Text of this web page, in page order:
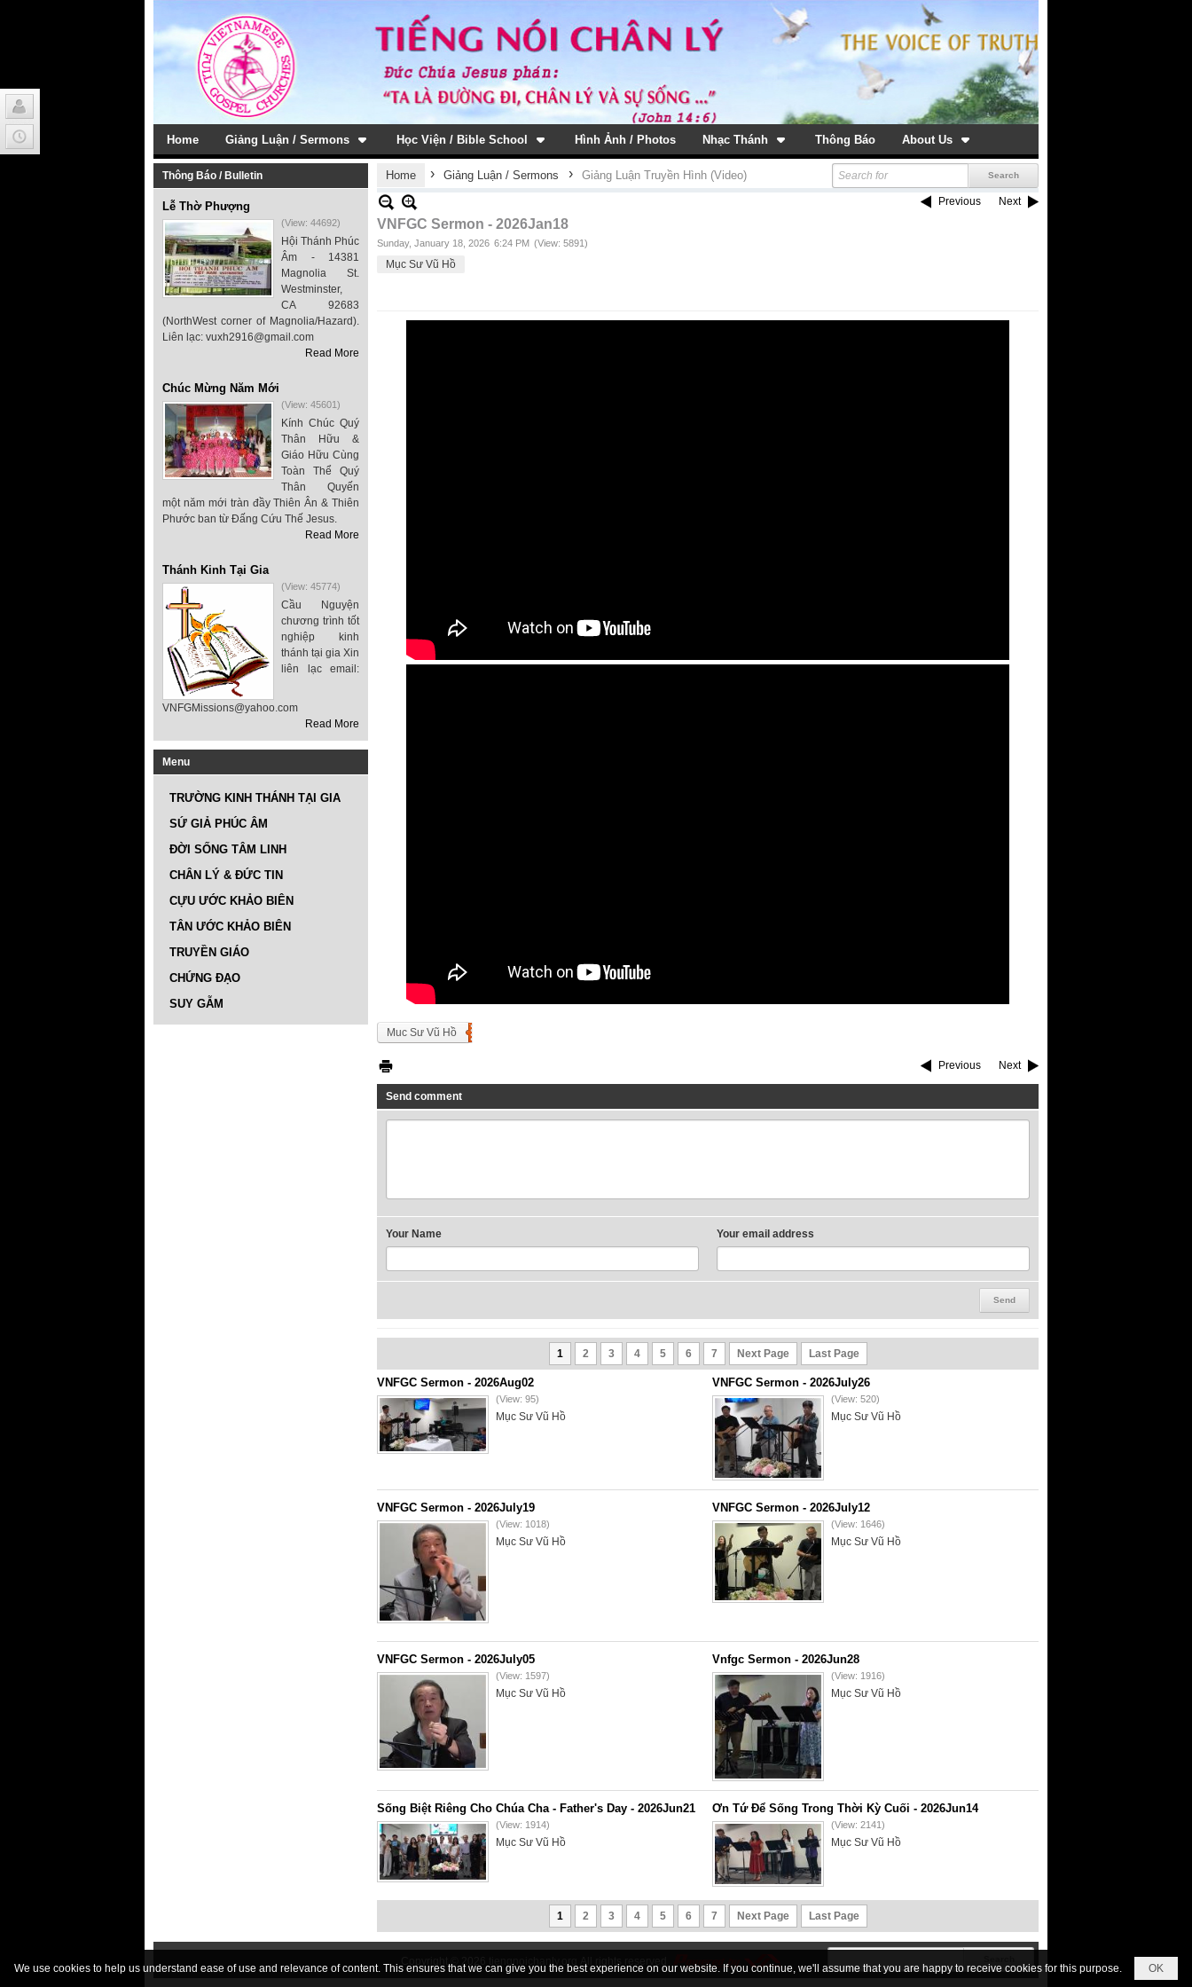
Home Giảng Luận / Sermons Học Viện / Bible School Hình Ảnh / Photos Nhạc Thánh Thông Báo About Us
Thông Báo / Bulletin
Lễ Thờ Phượng
(View: 44692)
Hội Thánh Phúc
Âm - 14381
Magnolia St.
Westminster,
CA 92683
(NorthWest corner of Magnolia/Hazard).
Liên lạc: vuxh2916@gmail.com
Read More
Chúc Mừng Năm Mới
(View: 45601)
Kính Chúc Quý
Thân Hữu &
Giáo Hữu Cùng
Toàn Thể Quý
Thân Quyến
một năm mới tràn đầy Thiên Ân & Thiên
Phước ban từ Đấng Cứu Thế Jesus.
Read More
Thánh Kinh Tại Gia
(View: 45774)
Cầu Nguyện
chương trình tốt
nghiệp kinh
thánh tại gia Xin
liên lạc email:
VNFGMissions@yahoo.com
Read More
Menu
TRƯỜNG KINH THÁNH TẠI GIA
SỨ GIẢ PHÚC ÂM
ĐỜI SỐNG TÂM LINH
CHÂN LÝ & ĐỨC TIN
CỰU ƯỚC KHẢO BIÊN
TÂN ƯỚC KHẢO BIÊN
TRUYỀN GIÁO
CHỨNG ĐẠO
SUY GẪM
Home › Giảng Luận / Sermons › Giảng Luận Truyền Hình (Video)
Previous Next
VNFGC Sermon - 2026Jan18
Sunday, January 18, 2026 6:24 PM (View: 5891)
Mục Sư Vũ Hồ
Muc Sư Vũ Hồ
Previous Next
Send comment
Your Name Your email address
1 2 3 4 5 6 7 Next Page Last Page
VNFGC Sermon - 2026Aug02
(View: 95)
Mục Sư Vũ Hồ
VNFGC Sermon - 2026July26
(View: 520)
Mục Sư Vũ Hồ
VNFGC Sermon - 2026July19
(View: 1018)
Mục Sư Vũ Hồ
VNFGC Sermon - 2026July12
(View: 1646)
Mục Sư Vũ Hồ
VNFGC Sermon - 2026July05
(View: 1597)
Mục Sư Vũ Hồ
Vnfgc Sermon - 2026Jun28
(View: 1916)
Mục Sư Vũ Hồ
Sống Biệt Riêng Cho Chúa Cha - Father's Day - 2026Jun21
(View: 1914)
Mục Sư Vũ Hồ
Ơn Tứ Để Sống Trong Thời Kỳ Cuối - 2026Jun14
(View: 2141)
Mục Sư Vũ Hồ
1 2 3 4 5 6 7 Next Page Last Page
Copyright © 2026 tiengnoichanly.org All rights reserved
OK
We use cookies to help us understand ease of use and relevance of content. This ensures that we can give you the best experience on our website. If you continue, we'll assume that you are happy to receive cookies for this purpose.